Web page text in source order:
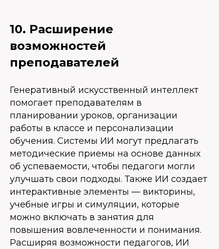
10. Расширение
возможностей
преподавателей
Генеративный искусственный интеллект
помогает преподавателям в
планировании уроков, организации
работы в классе и персонализации
обучения. Системы ИИ могут предлагать
методические приемы на основе данных
об успеваемости, чтобы педагоги могли
улучшать свои подходы. Также ИИ создает
интерактивные элементы — викторины,
учебные игры и симуляции, которые
можно включать в занятия для
повышения вовлеченности и понимания.
Расширяя возможности педагогов, ИИ